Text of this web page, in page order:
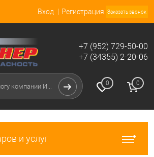
Вход Регистрация Заказать звонок
+7 (952) 729-50-00
+7 (34355) 2-20-06
0 0
и услуг